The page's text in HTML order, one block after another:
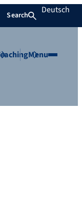
Search Deutsch
Menu